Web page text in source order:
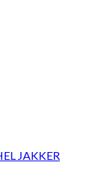
JAKKER